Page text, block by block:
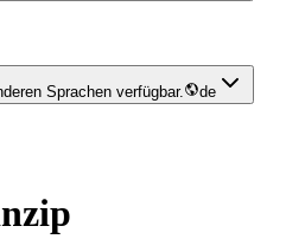
Sprachen verfügbar. de